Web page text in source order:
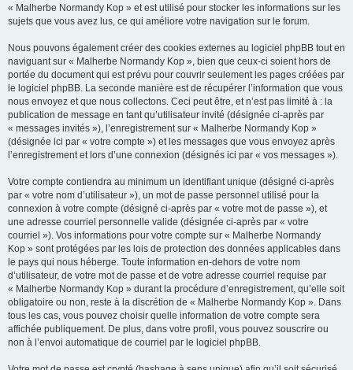
« Malherbe Normandy Kop » et est utilisé pour stocker les informations sur les
sujets que vous avez lus, ce qui améliore votre navigation sur le forum.
Nous pouvons également créer des cookies externes au logiciel phpBB tout en
naviguant sur « Malherbe Normandy Kop », bien que ceux-ci soient hors de
portée du document qui est prévu pour couvrir seulement les pages créées par
le logiciel phpBB. La seconde manière est de récupérer l’information que vous
nous envoyez et que nous collectons. Ceci peut être, et n’est pas limité à : la
publication de message en tant qu’utilisateur invité (désignée ci-après par
« messages invités »), l’enregistrement sur « Malherbe Normandy Kop »
(désignée ici par « votre compte ») et les messages que vous envoyez après
l’enregistrement et lors d’une connexion (désignés ici par « vos messages »).
Votre compte contiendra au minimum un identifiant unique (désigné ci-après
par « votre nom d’utilisateur »), un mot de passe personnel utilisé pour la
connexion à votre compte (désigné ci-après par « votre mot de passe »), et
une adresse courriel personnelle valide (désignée ci-après par « votre
courriel »). Vos informations pour votre compte sur « Malherbe Normandy
Kop » sont protégées par les lois de protection des données applicables dans
le pays qui nous héberge. Toute information en-dehors de votre nom
d’utilisateur, de votre mot de passe et de votre adresse courriel requise par
« Malherbe Normandy Kop » durant la procédure d’enregistrement, qu’elle soit
obligatoire ou non, reste à la discrétion de « Malherbe Normandy Kop ». Dans
tous les cas, vous pouvez choisir quelle information de votre compte sera
affichée publiquement. De plus, dans votre profil, vous pouvez souscrire ou
non à l’envoi automatique de courriel par le logiciel phpBB.